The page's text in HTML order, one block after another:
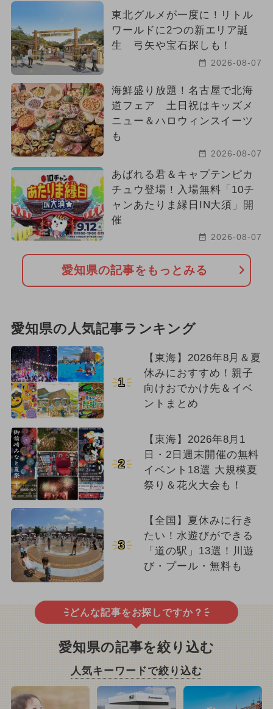
東北グルメが一度に！リトル
ワールドに2つの新エリア誕
生 弓矢や宝石探しも！
2026-08-07
海鮮盛り放題！名古屋で北海
道フェア 土日祝はキッズメ
ニュー＆ハロウィンスイーツ
も
2026-08-07
あばれる君＆キャプテンピカ
チュウ登場！入場無料「10チ
ャンあたりま縁日IN大須」開
催
2026-08-07
愛知県の記事をもっとみる
愛知県の人気記事ランキング
1
【東海】2026年8月＆夏
休みにおすすめ！親子
向けおでかけ先＆イベ
ントまとめ
2
【東海】2026年8月1
日・2日週末開催の無料
イベント18選 大規模夏
祭り＆花火大会も！
3
【全国】夏休みに行き
たい！水遊びができる
「道の駅」13選！川遊
び・プール・無料も
どんな記事をお探しですか？
愛知県の記事を絞り込む
人気キーワードで絞り込む